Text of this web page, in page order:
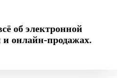
об электронной
онлайн-продажах.